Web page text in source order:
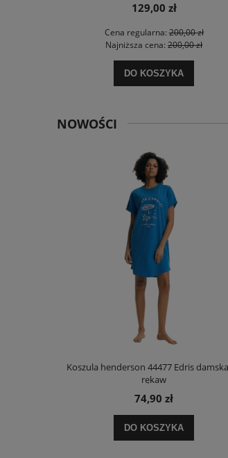
129,00 zł
Cena regularna:200,00 zł
Najniższa cena: 200,00 zł
DO KOSZYKA
NOWOŚCI
Koszula henderson 44477 Edris
rękaw
74,90 zł
DO KOSZYKA